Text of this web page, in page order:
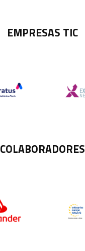
EMPRESAS TIC
COLABORADORES